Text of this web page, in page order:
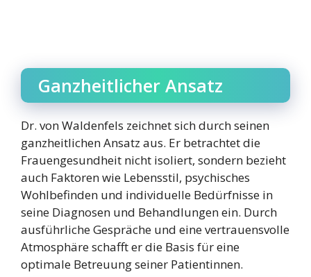
Ganzheitlicher Ansatz
Dr. von Waldenfels zeichnet sich durch seinen
ganzheitlichen Ansatz aus. Er betrachtet die
Frauengesundheit nicht isoliert, sondern bezieht
auch Faktoren wie Lebensstil, psychisches
Wohlbefinden und individuelle Bedürfnisse in
seine Diagnosen und Behandlungen ein. Durch
ausführliche Gespräche und eine vertrauensvolle
Atmosphäre schafft er die Basis für eine
optimale Betreuung seiner Patientinnen.